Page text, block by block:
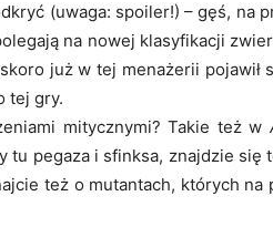
(uwaga: spoiler!) – gęś, na
na nowej klasyfikacji
już w tej menażerii pojawił
tej gry.
mitycznymi? Takie też w
tu pegaza i sfinksa, znajdzie
też o mutantach, których